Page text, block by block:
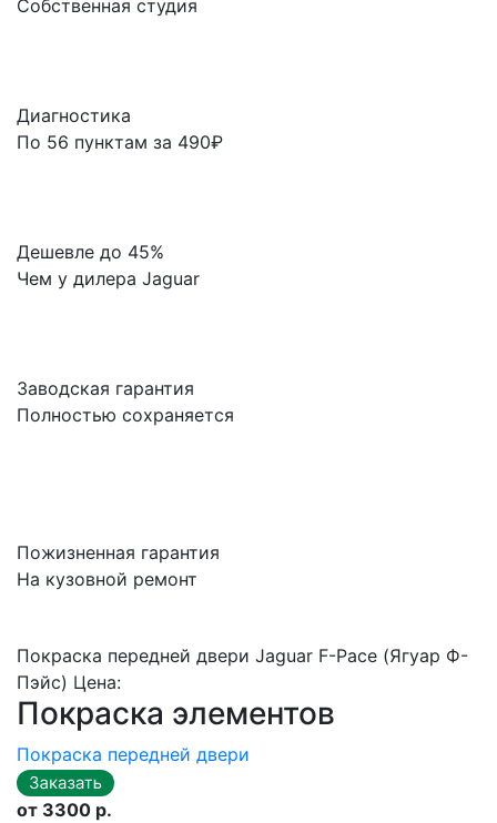
Собственная студия
Диагностика
По 56 пунктам за 490₽
Дешевле до 45%
Чем у дилера Jaguar
Заводская гарантия
Полностью сохраняется
Пожизненная гарантия
На кузовной ремонт
Покраска передней двери Jaguar F-Pace (Ягуар Ф-
Пэйс) Цена:
Покраска элементов
Покраска передней двери
от 3300 р.